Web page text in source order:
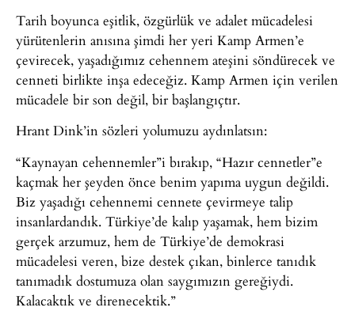
Tarih boyunca eşitlik, özgürlük ve adalet mücadelesi
yürütenlerin anısına şimdi her yeri Kamp Armen’e
çevirecek, yaşadığımız cehennem ateşini söndürecek ve
cenneti birlikte inşa edeceğiz. Kamp Armen için verilen
mücadele bir son değil, bir başlangıçtır.
Hrant Dink’in sözleri yolumuzu aydınlatsın:
“Kaynayan cehennemler”i bırakıp, “Hazır cennetler”e
kaçmak her şeyden önce benim yapıma uygun değildi.
Biz yaşadığı cehennemi cennete çevirmeye talip
insanlardandık. Türkiye’de kalıp yaşamak, hem bizim
gerçek arzumuz, hem de Türkiye’de demokrasi
mücadelesi veren, bize destek çıkan, binlerce tanıdık
tanımadık dostumuza olan saygımızın gereğiydi.
Kalacaktık ve direnecektik.”